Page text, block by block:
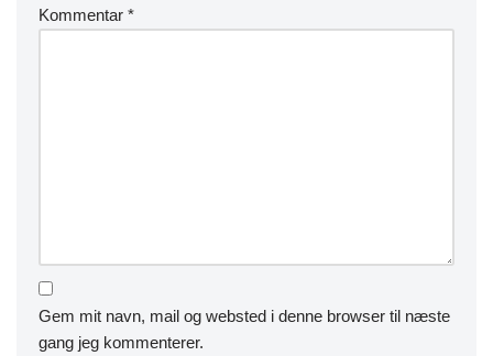
Kommentar *
Gem mit navn, mail og websted i denne browser til næste
gang jeg kommenterer.